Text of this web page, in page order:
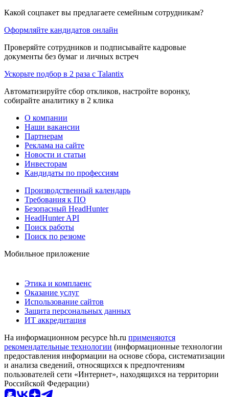
Какой соцпакет вы предлагаете семейным сотрудникам?
Оформляйте кандидатов онлайн
Проверяйте сотрудников и подписывайте кадровые
документы без бумаг и личных встреч
Ускорьте подбор в 2 раза с Talantix
Автоматизируйте сбор откликов, настройте воронку,
собирайте аналитику в 2 клика
О компании
Наши вакансии
Партнерам
Реклама на сайте
Новости и статьи
Инвесторам
Кандидаты по профессиям
Производственный календарь
Требования к ПО
Безопасный HeadHunter
HeadHunter API
Поиск работы
Поиск по резюме
Мобильное приложение
Этика и комплаенс
Оказание услуг
Использование сайтов
Защита персональных данных
ИТ аккредитация
На информационном ресурсе hh.ru применяются
рекомендательные технологии (информационные технологии
предоставления информации на основе сбора, систематизации
и анализа сведений, относящихся к предпочтениям
пользователей сети «Интернет», находящихся на территории
Российской Федерации)